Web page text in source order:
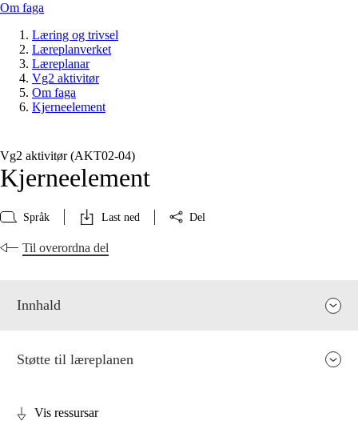
Om faga
Læring og trivsel
Læreplanverket
Læreplanar
Vg2 aktivitør
Om faga
Kjerneelement
Vg2 aktivitør (AKT02‑04)
Kjerneelement
Språk Last ned Del
Til overordna del
Innhald
Støtte til læreplanen
Vis ressursar